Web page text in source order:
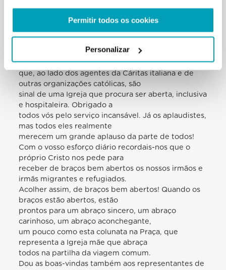
Permitir todos os cookies
Personalizar
oficial à campanha «Compartilhemos a viagem» —
bonito lema da vossa
campanha: compartilhar a viagem — que eu quis
audiência. Dou as boas-vindas aos migrantes,
requerentes de asilo e refugiados
que, ao lado dos agentes da Cáritas italiana e de
outras organizações católicas, são
sinal de uma Igreja que procura ser aberta, inclusiva
e hospitaleira. Obrigado a
todos vós pelo serviço incansável. Já os aplaudistes,
mas todos eles realmente
merecem um grande aplauso da parte de todos!
Com o vosso esforço diário recordais-nos que o
próprio Cristo nos pede para
receber de braços bem abertos os nossos irmãos e
irmãs migrantes e refugiados.
Acolher assim, de braços bem abertos! Quando os
braços estão abertos, estão
prontos para um abraço sincero, um abraço
carinhoso, um abraço aconchegante,
um pouco como esta colunata na Praça, que
representa a Igreja mãe que abraça
todos na partilha da viagem comum.
Dou as boas-vindas também aos representantes de